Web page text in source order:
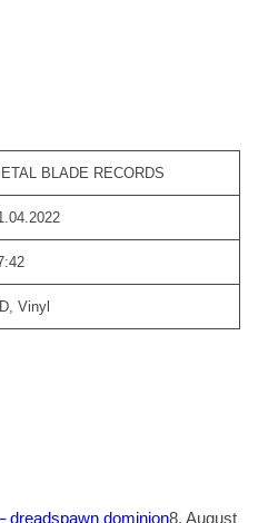
BLADE RECORDS
Vinyl
dreadspawn dominion8. August